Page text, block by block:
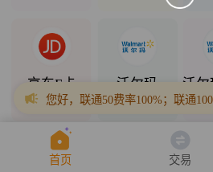
京东E卡
最高98折
沃尔玛
最高98.5折 最
您好，联通50费率100%；联通
首页 交易